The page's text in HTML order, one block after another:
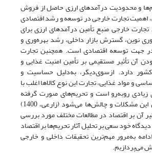
و محدودیت درآمدهای ارزی حاصل از فروش
اهمیت تجارت خارجی در توسعه و رشد اقتصادی
خارجی منبع تأمین درآمدهای ارزی برای
نوین، گسترش بازار داخلی، رشد بهره‌وری و
در جهت توسعه اقتصادی است. همچنین تجارت
آن تأثیر مستقیمی بر تأمین امنیت غذایی و
دارد. از‌سوی‌دیگر، به‌دلیل حساسیت و
و مواد غذایی، تجارت این نوع کالاها اغلب با
روبه‌رو است و تحریم‌های صورت گرفته
سبب دوچندان شدن این مشکلات و چالش‌ها می‌شود (زارعی، 1400)
آن بر اقتصاد در مطالعات مختلف مورد بررسی
خود سعی بر تحلیل آثار تحریم‌ها بر اقتصاد
به‌مرور مهم‌ترین تحقیقات داخلی و خارجی
می‌پردازیم.